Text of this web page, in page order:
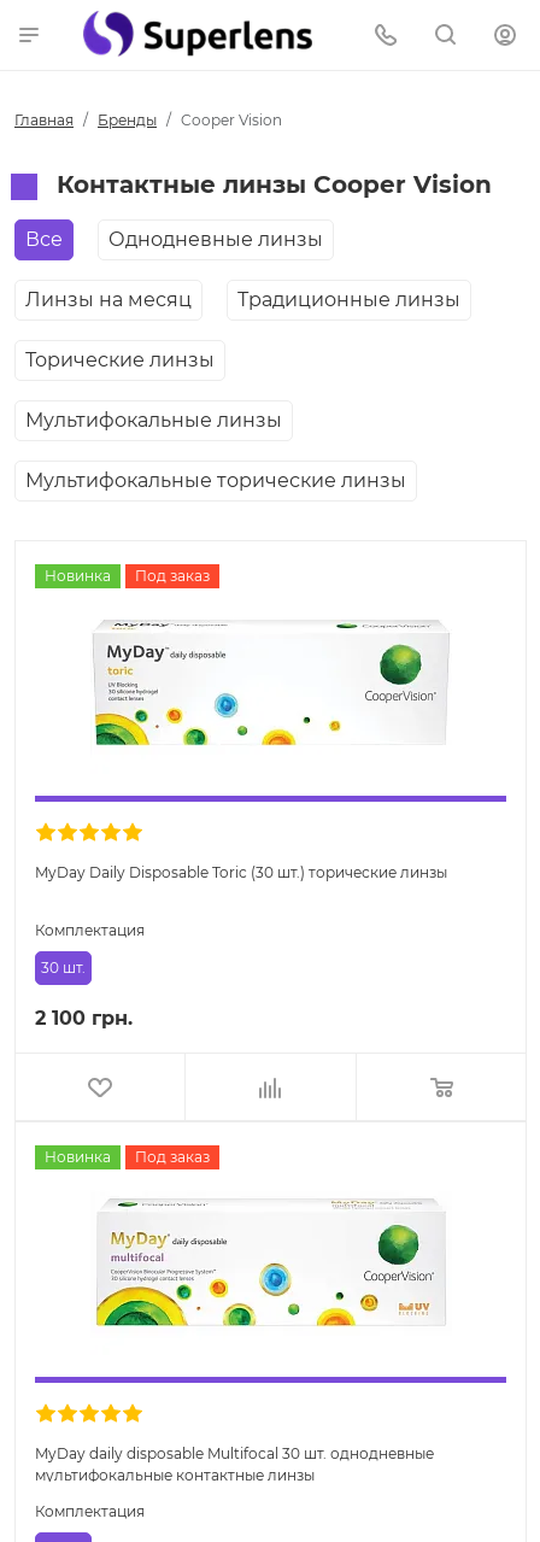
Главная Бренды Cooper Vision
Контактные линзы Cooper Vision
Все Однодневные линзы
Линзы на месяц Традиционные линзы
Торические линзы
Мультифокальные линзы
Мультифокальные торические линзы
Новинка Под заказ
MyDay Daily Disposable Toric (30 шт.) торические линзы
Комплектация
30 шт.
2 100 грн.
Новинка Под заказ
MyDay daily disposable Multifocal 30 шт. однодневные
мультифокальные контактные линзы
Комплектация